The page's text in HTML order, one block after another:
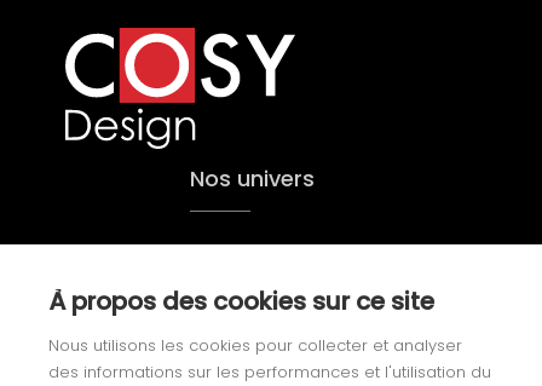
Nos univers
Agencement
Gainerie
À propos des cookies sur ce site
Nous utilisons les cookies pour collecter et analyser
des informations sur les performances et l'utilisation du